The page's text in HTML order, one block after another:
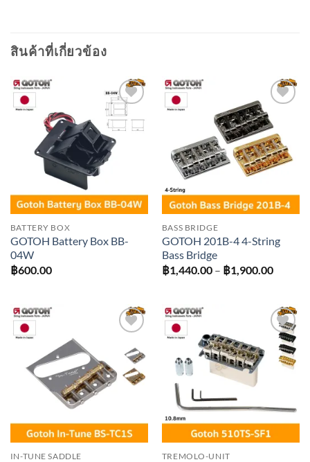
สินค้าที่เกี่ยวข้อง
Add to
wishlist
BATTERY BOX
GOTOH Battery Box BB-
04W
฿600.00
Add to
wishlist
BASS BRIDGE
GOTOH 201B-4 4-String
Bass Bridge
฿1,440.00 – ฿1,900.00Price
฿
wishlist
IN-TUNE SADDLE
Add to
wishlist
TREMOLO-UNIT